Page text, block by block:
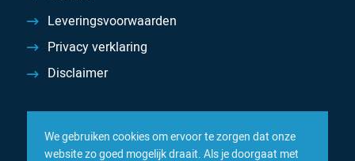
Leveringsvoorwaarden
Privacy verklaring
Disclaimer
We gebruiken cookies om ervoor te zorgen dat onze
website zo goed mogelijk draait. Als je doorgaat met